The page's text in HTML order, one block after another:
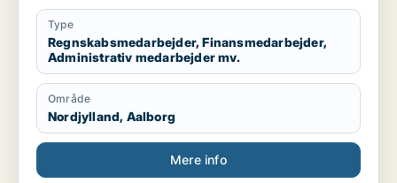
Type
Regnskabsmedarbejder, Finansmedarbejder,
Administrativ medarbejder mv.
Område
Nordjylland, Aalborg
Mere info